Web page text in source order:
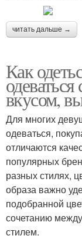
читать дальше →
Как
вкусом,
Для многих
одеваться,
отличаются
популярных
разных стилях,
образа важно
подобранной
сочетанию
стилем.